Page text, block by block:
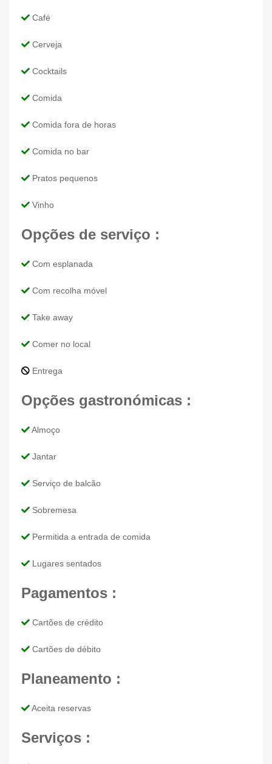
Café
Cerveja
Cocktails
Comida
Comida fora de horas
Comida no bar
Pratos pequenos
Vinho
Opções de serviço :
Com esplanada
Com recolha móvel
Take away
Comer no local
Entrega
Opções gastronómicas :
Almoço
Jantar
Serviço de balcão
Sobremesa
Permitida a entrada de comida
Lugares sentados
Pagamentos :
Cartões de crédito
Cartões de débito
Planeamento :
Aceita reservas
Serviços :